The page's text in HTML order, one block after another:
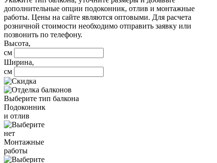
дополнительные опции подоконник, отлив и монтажные
работы. Цены на сайте являются оптовыми. Для расчета
розничной стоимости необходимо отправить заявку или
позвонить по телефону.
Высота,
см
Ширина,
см
Выберите тип балкона
Подоконник
и отлив
нет
Монтажные
работы